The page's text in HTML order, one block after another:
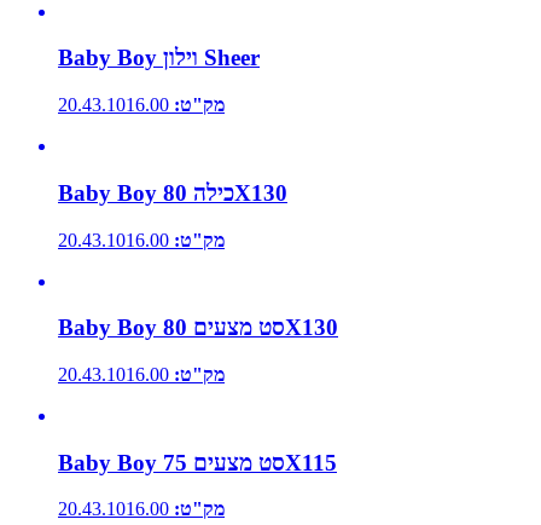
Baby Boy וילון Sheer
מק"ט:
Baby Boy כילה 80X130
מק"ט:
Baby Boy סט מצעים 80X130
מק"ט:
Baby Boy סט מצעים 75X115
מק"ט: